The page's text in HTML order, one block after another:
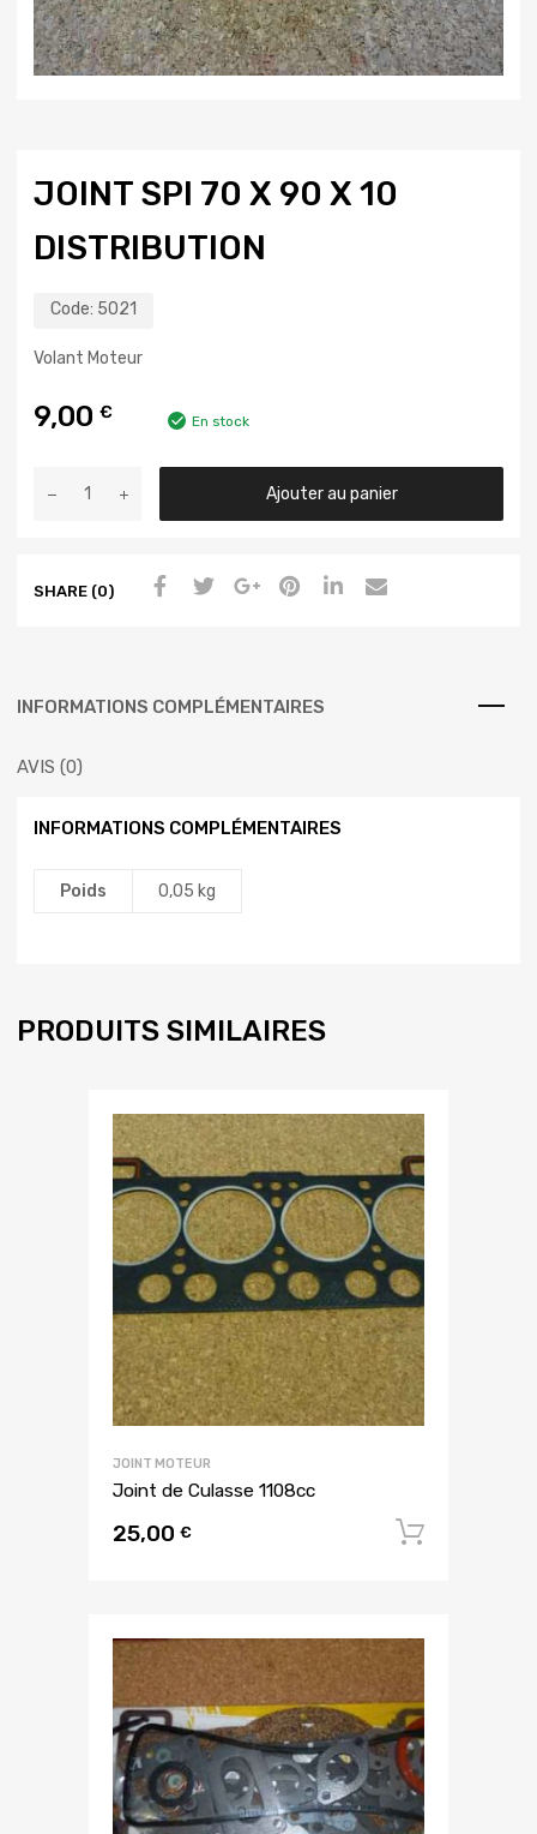
JOINT SPI 70 X 90 X 10
DISTRIBUTION
Code: 5021
Volant Moteur
9,00 € En stock
Ajouter au panier
SHARE (0)
INFORMATIONS COMPLÉMENTAIRES
AVIS (0)
INFORMATIONS COMPLÉMENTAIRES
Poids 0,05 kg
PRODUITS SIMILAIRES
JOINT MOTEUR
Joint de Culasse 1108cc
25,00 €